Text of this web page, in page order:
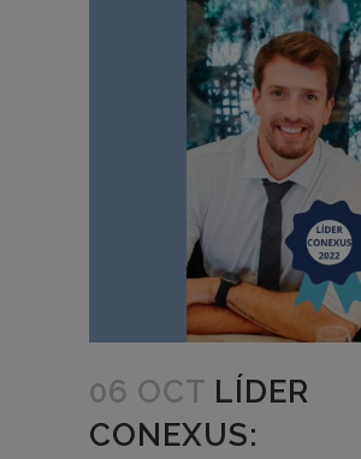
06 OCT LÍDER
CONEXUS: